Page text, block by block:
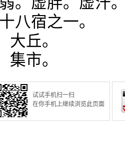
八宿之一。
丘。
市。
试试手机扫一扫
在你手机上继续浏览此页面